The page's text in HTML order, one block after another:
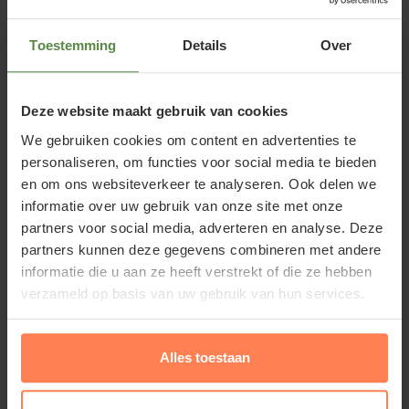
Toestemming Details Over
Deze website maakt gebruik van cookies
We gebruiken cookies om content en advertenties te
personaliseren, om functies voor social media te bieden
en om ons websiteverkeer te analyseren. Ook delen we
informatie over uw gebruik van onze site met onze
partners voor social media, adverteren en analyse. Deze
partners kunnen deze gegevens combineren met andere
informatie die u aan ze heeft verstrekt of die ze hebben
verzameld op basis van uw gebruik van hun services.
Alles toestaan
Calycanthus floridus - XL of
Calycanthus floridus bloeit van in mei juni met
roodbruine mooie bloemen met een sterk naar
kaneel geurend aroma, die uitgroeien tot
bruinzwarte zaadbottels: rozenbottels. De schors
van geschilde, oudere takken kan zelfs als vervanger
voor kaneel dienen; vandaar de Nederlandse naam:
Specerijstruik. De tuinplant is een bladverliezende
struik en is goed winterhard. De plant ook wel
Meloenboompje genoemd doet het prima tussen
andere struiken en vaste planten.